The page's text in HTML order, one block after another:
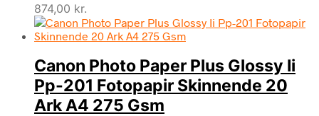
874,00 kr.
Canon Photo Paper Plus Glossy Ii
Pp-201 Fotopapir Skinnende 20
Ark A4 275 Gsm